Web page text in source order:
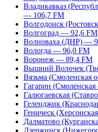
Владикавказ
— 106,7 FM
Волгодонск
Волгоград — 92,6 FM
Волноваха (ДНР) —
Вологда — 96,0 FM
Воронеж — 89,4 FM
Вышний Волочек
Вязьма (Смоленская
Гагарин
Галюгаевская
Геленджик
Геническ
Далматово
Дзержинск